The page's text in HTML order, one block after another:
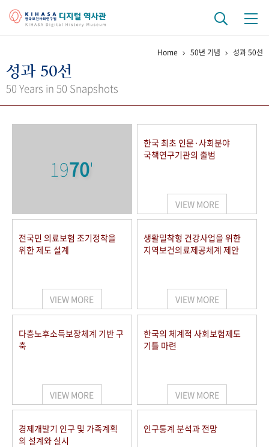
걸어온 길 기관 변천사
키워드로 보는 연구 역사
연구자들
사진 아카이브 문서 기록물 행정박물 영상 기록물
50+1 주년 기념
세계와 함께 한 KIHASA
VR 역사관
Home 50년 기념 성과 50선
성과 50선
50 Years in 50 Snapshots
1970'
한국 최초 인문·사회분야
국책연구기관의 출범
VIEW MORE
전국민 의료보험 조기정착을
위한 제도 설계
VIEW MORE
생활밀착형 건강사업을 위한
지역보건의료제공체계 제안
VIEW MORE
다층노후소득보장체계 기반 구
축
VIEW MORE
한국의 체계적 사회보험제도
기틀 마련
VIEW MORE
경제개발기 인구 및 가족계획
의 설계와 실시
인구통계 분석과 전망